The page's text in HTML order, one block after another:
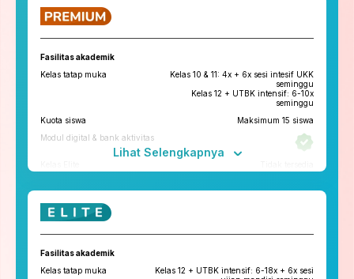
roboguru
Pengembangan Diri
Konseling Privat via chat & video
Tryout
Tryout Basic & Premium
13x setahun
Fasilitas akademik
Kelas tatap muka
Kelas 10 & 11: 4x + 6x sesi intesif UKK
seminggu
Kelas 12 + UTBK intensif: 6-10x
seminggu
Kuota siswa
Maksimum 15 siswa
Modul digital & bank aktivitas
Konseling dan Kelas
Lihat Selengkapnya
Fasilitas akademik
Kelas tatap muka
Kelas 12 + UTBK intensif: 6-18x + 6x sesi